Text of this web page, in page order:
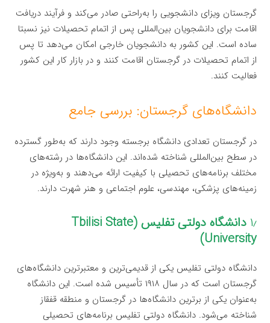
گرجستان ویزای دانشجویی را به‌راحتی صادر می‌کند و فرآیند دریافت
اقامت برای دانشجویان بین‌المللی پس از اتمام تحصیلات نیز نسبتا
ساده است. این کشور به دانشجویان خارجی امکان می‌دهد تا پس
از اتمام تحصیلات در گرجستان اقامت کنند و در بازار کار این کشور
فعالیت کنند.
دانشگاه‌های گرجستان: بررسی جامع
در گرجستان تعدادی دانشگاه برجسته وجود دارند که به‌طور گسترده
در سطح بین‌المللی شناخته شده‌اند. این دانشگاه‌ها در رشته‌های
مختلف برنامه‌های تحصیلی با کیفیت ارائه می‌دهند و به‌ویژه در
زمینه‌های پزشکی، مهندسی، علوم اجتماعی و هنر شهرت دارند.
۱٫
دانشگاه دولتی تفلیس (Tbilisi State
University)
دانشگاه دولتی تفلیس یکی از قدیمی‌ترین و معتبرترین دانشگاه‌های
گرجستان است که در سال ۱۹۱۸ تأسیس شده است. این دانشگاه
به‌عنوان یکی از برترین دانشگاه‌ها در گرجستان و منطقه قفقاز
شناخته می‌شود. دانشگاه دولتی تفلیس برنامه‌های تحصیلی